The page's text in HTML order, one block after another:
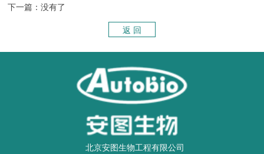
下一篇：没有了
返 回
北京安图生物工程有限公司